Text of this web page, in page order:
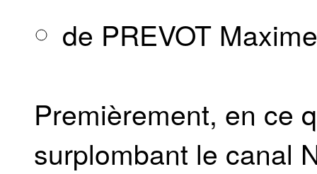
de PREVOT Maxime
Premièrement, en ce
surplombant le canal